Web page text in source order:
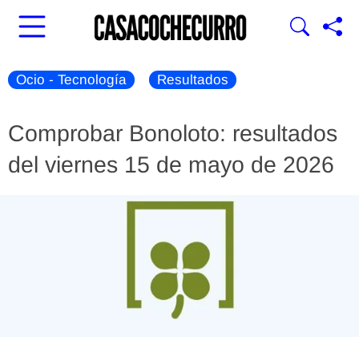
Ocio - Tecnología Resultados
Comprobar Bonoloto: resultados
del viernes 15 de mayo de 2026